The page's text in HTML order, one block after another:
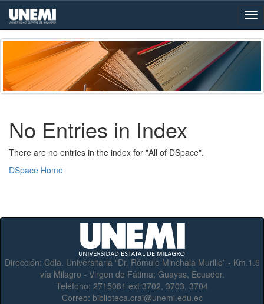
Skip
navigation
No Entries in Index
There are no entries in the index for "All of DSpace".
DSpace Home
Dirección: Cdla. Universitaria “Dr. Rómulo Minchala Murillo” - Km.1.5
vía Milagro - Virgen de Fátima; Guayas, Ecuador.
Teléfono: 2715081 ext:3702, 3703, 3704
Correo: biblioteca.crai@unemi.edu.ec